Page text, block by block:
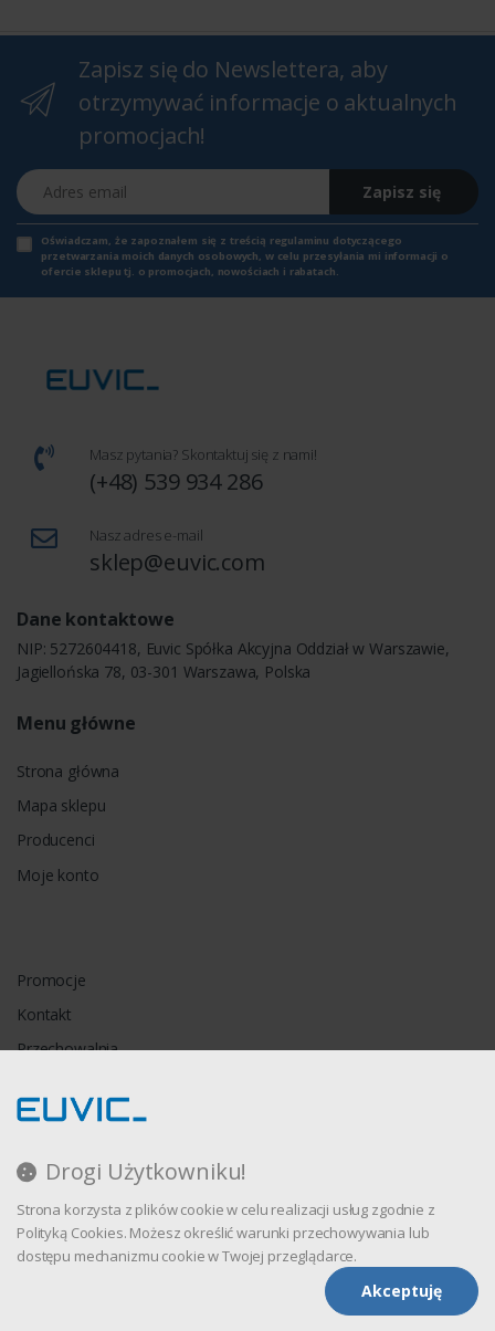
Drogi Użytkowniku!
Strona korzysta z plików cookie w celu realizacji usług zgodnie z
Polityką Cookies. Możesz określić warunki przechowywania lub
dostępu mechanizmu cookie w Twojej przeglądarce.
Akceptuję
Zapisz się do Newslettera, aby
otrzymywać informacje o aktualnych
promocjach!
Adres email
Zapisz się
Oświadczam, że zapoznałem się z treścią regulaminu dotyczącego
przetwarzania moich danych osobowych, w celu przesyłania mi informacji o
ofercie sklepu tj. o promocjach, nowościach i rabatach.
Masz pytania? Skontaktuj się z nami!
(+48) 539 934 286
Nasz adres e-mail
sklep@euvic.com
Dane kontaktowe
NIP: 5272604418, Euvic Spółka Akcyjna Oddział w Warszawie,
Jagiellońska 78, 03-301 Warszawa, Polska
Menu główne
Strona główna
Mapa sklepu
Producenci
Moje konto
Promocje
Kontakt
Przechowalnia
Regulamin
Polityka prywatności
Oprogramowanie sklepu internetowego dostarczaCStore.pl